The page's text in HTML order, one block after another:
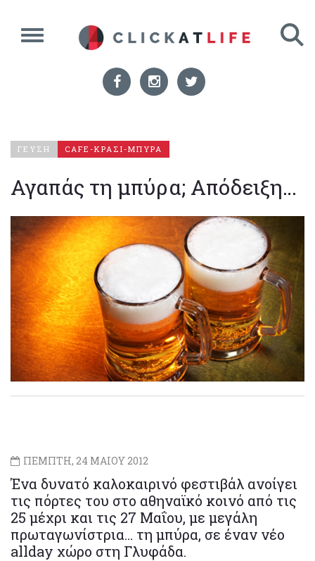
ΓΕΥΣΗ CAFE-ΚΡΑΣΙ-ΜΠΥΡΑ
Αγαπάς τη μπύρα; Απόδειξη…
ΠΕΜΠΤΗ, 24 ΜΑΙΟΥ 2012
Ένα δυνατό καλοκαιρινό φεστιβάλ ανοίγει
τις πόρτες του στο αθηναϊκό κοινό από τις
25 μέχρι και τις 27 Μαΐου, με μεγάλη
πρωταγωνίστρια… τη μπύρα, σε έναν νέο
allday χώρο στη Γλυφάδα.